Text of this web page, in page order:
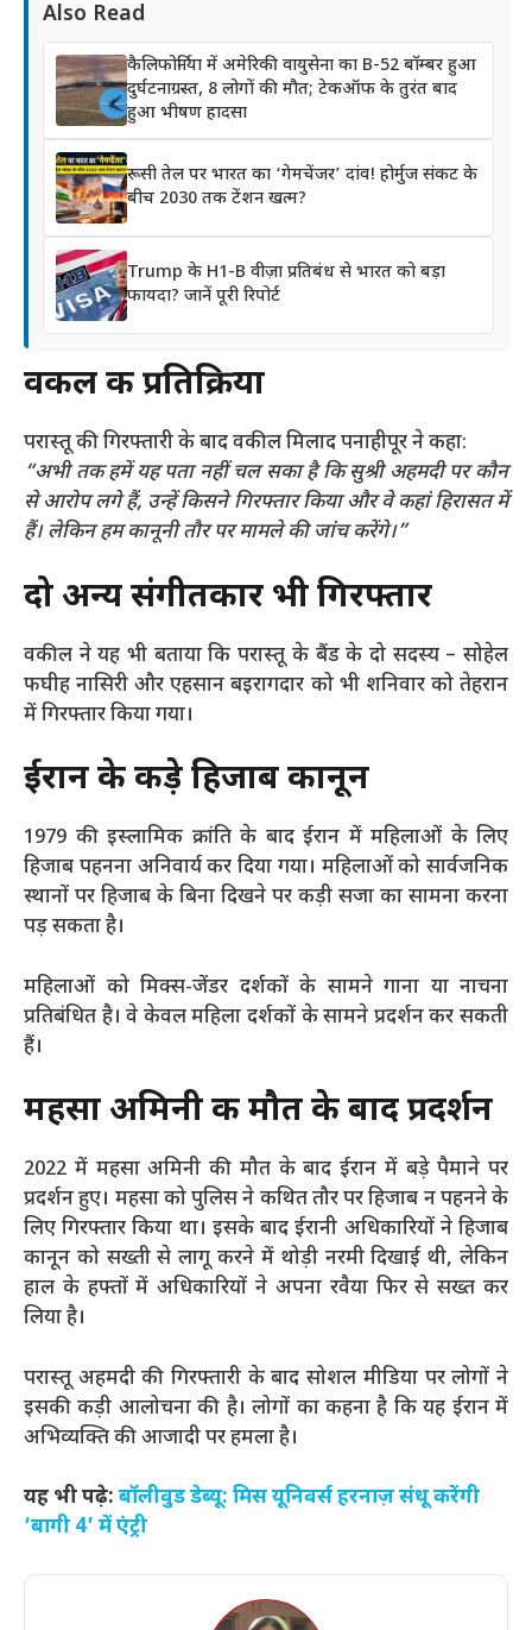
Also Read
कैलिफोर्निया में अमेरिकी वायुसेना का B-52 बॉम्बर हुआ
दुर्घटनाग्रस्त, 8 लोगों की मौत; टेकऑफ के तुरंत बाद
हुआ भीषण हादसा
रूसी तेल पर भारत का ‘गेमचेंजर’ दांव! होर्मुज संकट के
बीच 2030 तक टेंशन खत्म?
Trump के H1-B वीज़ा प्रतिबंध से भारत को बड़ा
फायदा? जानें पूरी रिपोर्ट
वकील की प्रतिक्रिया
परास्तू की गिरफ्तारी के बाद वकील मिलाद पनाहीपूर ने कहा:
“अभी तक हमें यह पता नहीं चल सका है कि सुश्री अहमदी पर कौन
से आरोप लगे हैं, उन्हें किसने गिरफ्तार किया और वे कहां हिरासत में
हैं। लेकिन हम कानूनी तौर पर मामले की जांच करेंगे।”
दो अन्य संगीतकार भी गिरफ्तार
वकील ने यह भी बताया कि परास्तू के बैंड के दो सदस्य – सोहेल
फघीह नासिरी और एहसान बइरागदार को भी शनिवार को तेहरान
में गिरफ्तार किया गया।
ईरान के कड़े हिजाब कानून
1979 की इस्लामिक क्रांति के बाद ईरान में महिलाओं के लिए
हिजाब पहनना अनिवार्य कर दिया गया। महिलाओं को सार्वजनिक
स्थानों पर हिजाब के बिना दिखने पर कड़ी सजा का सामना करना
पड़ सकता है।
महिलाओं को मिक्स-जेंडर दर्शकों के सामने गाना या नाचना
प्रतिबंधित है। वे केवल महिला दर्शकों के सामने प्रदर्शन कर सकती
हैं।
महसा अमिनी की मौत के बाद प्रदर्शन
2022 में महसा अमिनी की मौत के बाद ईरान में बड़े पैमाने पर
प्रदर्शन हुए। महसा को पुलिस ने कथित तौर पर हिजाब न पहनने के
लिए गिरफ्तार किया था। इसके बाद ईरानी अधिकारियों ने हिजाब
कानून को सख्ती से लागू करने में थोड़ी नरमी दिखाई थी, लेकिन
हाल के हफ्तों में अधिकारियों ने अपना रवैया फिर से सख्त कर
लिया है।
परास्तू अहमदी की गिरफ्तारी के बाद सोशल मीडिया पर लोगों ने
इसकी कड़ी आलोचना की है। लोगों का कहना है कि यह ईरान में
अभिव्यक्ति की आजादी पर हमला है।
यह भी पढ़े: बॉलीवुड डेब्यू: मिस यूनिवर्स हरनाज़ संधू करेंगी
‘बागी 4’ में एंट्री